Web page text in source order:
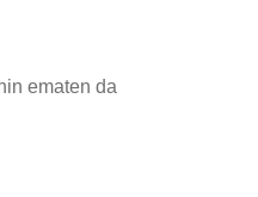
ematen da